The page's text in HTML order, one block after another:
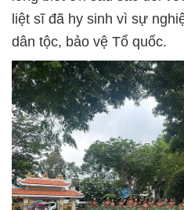
liệt sĩ đã hy sinh vì sự
dân tộc, bảo vệ Tổ quốc.